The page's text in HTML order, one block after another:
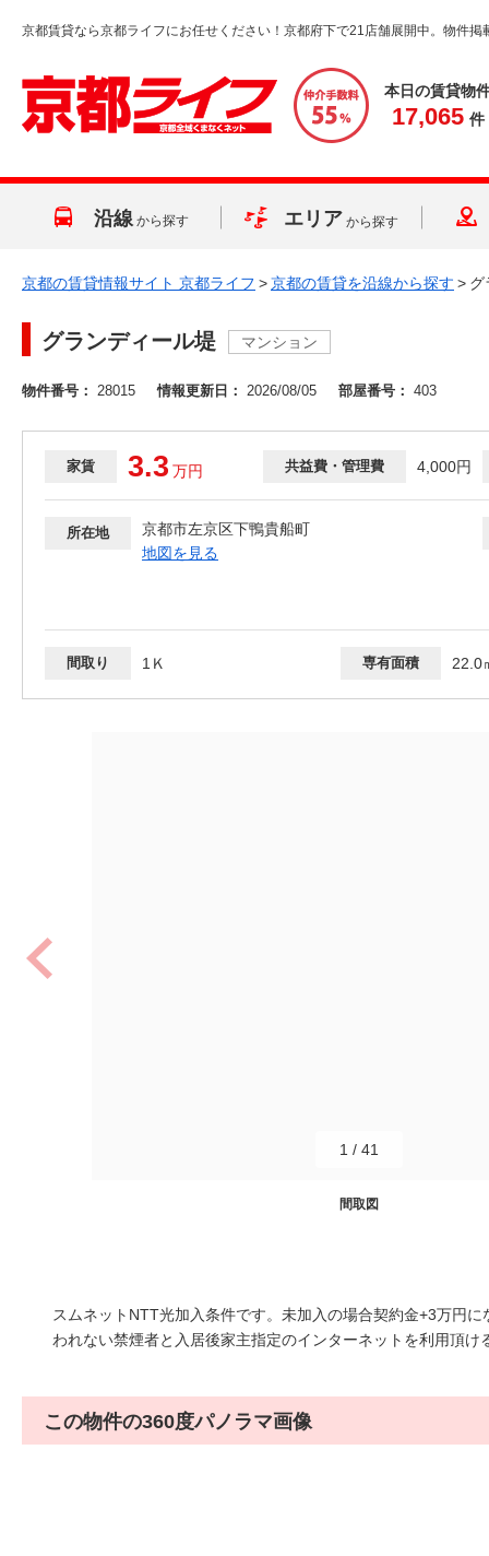
京都賃貸なら京都ライフにお任せください！京都府下で21店舗展開中。物件掲
本日の賃貸物
17,065 件
沿線 から探す エリア から探す
京都の賃貸情報サイト 京都ライフ >京都の賃貸を沿線から探す > グ
グランディール堤 マンション
物件番号： 28015 情報更新日： 2026/08/05 部屋番号： 403
家賃 3.3 万円 共益費・管理費 4,000円
所在地
京都市左京区下鴨貴船町
地図を見る
間取り 1Ｋ 専有面積 22.0
間取図
1 / 41
スムネットNTT光加入条件です。未加入の場合契約金+3万円
われない禁煙者と入居後家主指定のインターネットを利用頂
この物件の360度パノラマ画像